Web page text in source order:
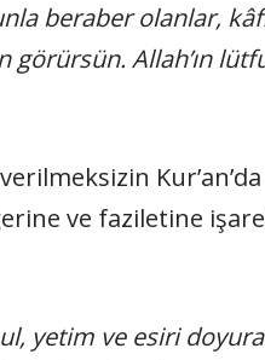
beraber olanlar,
Allah’ın
ve faziletine
yetim ve esiri